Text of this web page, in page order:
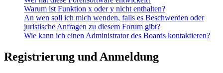
Warum ist Funktion x oder y nicht enthalten?
An wen soll ich mich wenden, falls es Beschwerden oder
juristische Anfragen zu diesem Forum gibt?
Wie kann ich einen Administrator des Boards kontaktieren?
Registrierung und Anmeldung